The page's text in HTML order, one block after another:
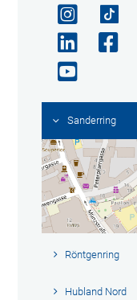
Sanderring
Röntgenring
Hubland Nord